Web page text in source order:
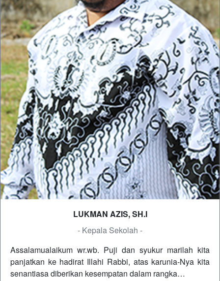
LUKMAN AZIS, SH.I
- Kepala Sekolah -
Assalamualaikum wr.wb. Puji dan syukur marilah kita
panjatkan ke hadirat Illahi Rabbi, atas karunia-Nya kita
senantiasa diberikan kesempatan dalam rangka…